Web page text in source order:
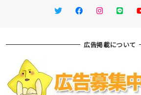
TwitterFacebookInstagram
LINE
広告掲載について